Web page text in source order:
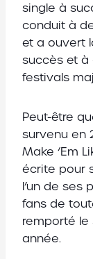
single à
conduit à
et a ouvert
succès et à
festivals
Peut-être
survenu en
Make ‘Em
écrite pour
l’un de ses
fans de
remporté le
année.